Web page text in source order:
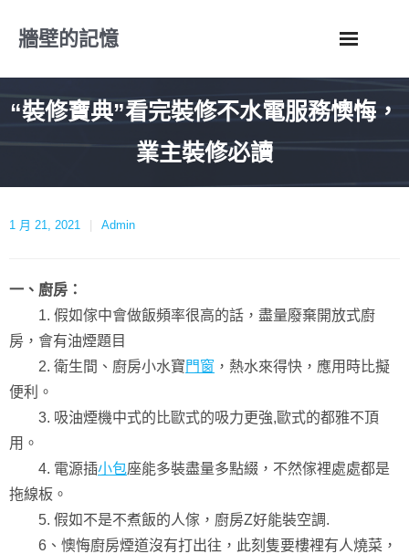
牆壁的記憶
“裝修寶典”看完裝修不水電服務懊悔，
業主裝修必讀
1 月 21, 2021 Admin
一、廚房：
1. 假如傢中會做飯頻率很高的話，盡量廢棄開放式廚
房，會有油煙題目
2. 衛生間、廚房小水寶門窗 ，熱水來得快，應用時比擬
便利。
3. 吸油煙機中式的比歐式的吸力更強,歐式的都雅不頂
用。
4. 電源插小包座能多裝盡量多點綴，不然傢裡處處都是
拖線板。
5. 假如不是不煮飯的人傢，廚房Z好能裝空調.
6、懊悔廚房煙道沒有打出往，此刻隻要樓裡有人燒菜，